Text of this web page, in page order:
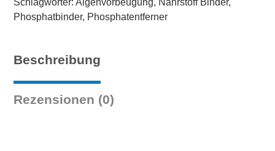
1
kg
m³
Phosphatbinder, Phosphatentferner
Beschreibung
Rezensionen (0)